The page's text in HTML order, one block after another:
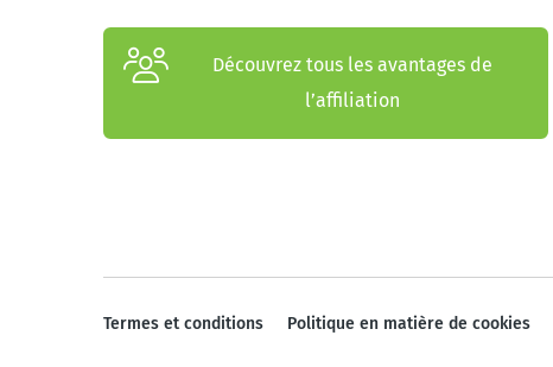
Découvrez tous les avantages de
l’affiliation
Termes et conditions Politique en matière de cookies